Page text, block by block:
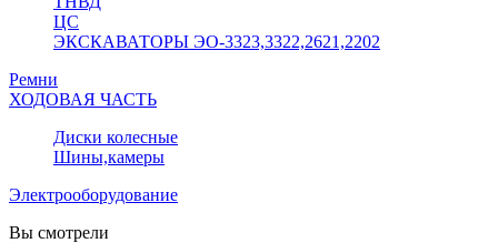
ЦС
ЭКСКАВАТОРЫ ЭО-3323,3322,2621,2202
Ремни
ХОДОВАЯ ЧАСТЬ
Диски колесные
Шины,камеры
Электрооборудование
Вы смотрели